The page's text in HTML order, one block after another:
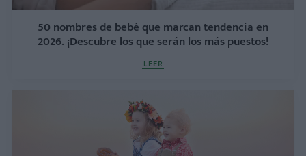
50 nombres de bebé que marcan tendencia en
2026. ¡Descubre los que serán los más puestos!
LEER